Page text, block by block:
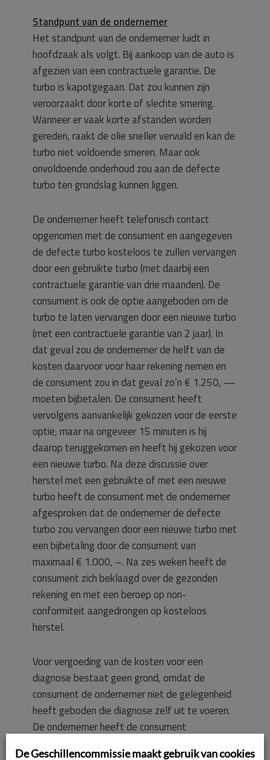
Standpunt van de ondernemer
Het standpunt van de ondernemer luidt in
hoofdzaak als volgt. Bij aankoop van de auto is
afgezien van een contractuele garantie. De
turbo is kapotgegaan. Dat zou kunnen zijn
veroorzaakt door korte of slechte smering.
Wanneer er vaak korte afstanden worden
gereden, raakt de olie sneller vervuild en kan de
turbo niet voldoende smeren. Maar ook
onvoldoende onderhoud zou aan de defecte
turbo ten grondslag kunnen liggen.
De ondernemer heeft telefonisch contact
opgenomen met de consument en aangegeven
de defecte turbo kosteloos te zullen vervangen
door een gebruikte turbo (met daarbij een
contractuele garantie van drie maanden). De
consument is ook de optie aangeboden om de
turbo te laten vervangen door een nieuwe turbo
(met een contractuele garantie van 2 jaar). In
dat geval zou de ondernemer de helft van de
kosten daarvoor voor haar rekening nemen en
de consument zou in dat geval zo’n € 1.250, —
moeten bijbetalen. De consument heeft
vervolgens aanvankelijk gekozen voor de eerste
optie, maar na ongeveer 15 minuten is hij
daarop teruggekomen en heeft hij gekozen voor
een nieuwe turbo. Na deze discussie over
herstel met een gebruikte of met een nieuwe
turbo heeft de consument met de ondernemer
afgesproken dat de ondernemer de defecte
turbo zou vervangen door een nieuwe turbo met
een bijbetaling door de consument van
maximaal € 1.000, –. Na zes weken heeft de
consument zich beklaagd over de gezonden
rekening en met een beroep op non-
conformiteit aangedrongen op kosteloos
herstel.
Voor vergoeding van de kosten voor een
diagnose bestaat geen grond, omdat de
consument de ondernemer niet de gelegenheid
heeft geboden die diagnose zelf uit te voeren.
De ondernemer heeft de consument
De Geschillencommissie maakt gebruik van cookies